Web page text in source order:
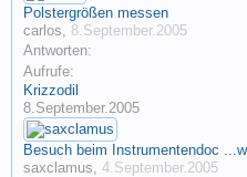
Polstergrößen messen
carlos, 8.September.2005
Antworten:
Aufrufe:
Krizzodil
8.September.2005
Besuch beim Instrumentendoc
saxclamus, 4.September.2005